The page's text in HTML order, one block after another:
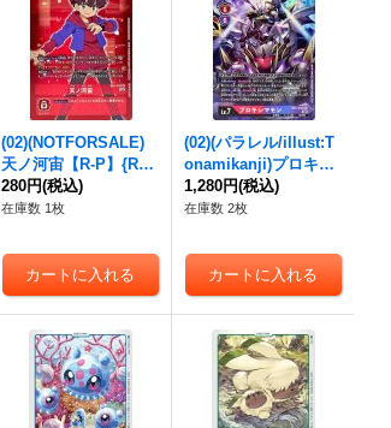
(02)(NOTFORSALE)
天ノ河宙【R-P】{RB1
-032}《赤》
280円(税込)
在庫数 1枚
(02)(パラレル/illust:T
onamikanji)プロキシ
マモン【SEC-P】{RB
1-036}《多》
1,280円(税込)
在庫数 2枚